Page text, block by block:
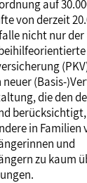
auf
von derzeit
nicht nur
(Basis-
die den
in Familien
und
zu kaum